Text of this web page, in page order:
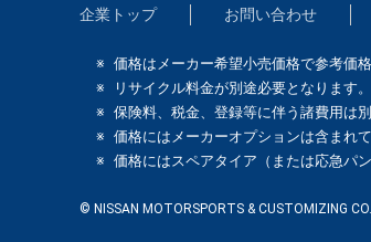
企業トップ お問い合わせ
価格はメーカー希望小売価格で参考価
リサイクル料金が別途必要となります。
保険料、税金、登録等に伴う諸費用は別
価格にはメーカーオプションは含まれて
価格にはスペアタイア（または応急パ
© NISSAN MOTORSPORTS & CUSTOMIZING